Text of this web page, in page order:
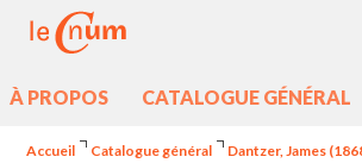
À PROPOS CATALOGUE GÉNÉRAL
Accueil Catalogue général Dantzer, James